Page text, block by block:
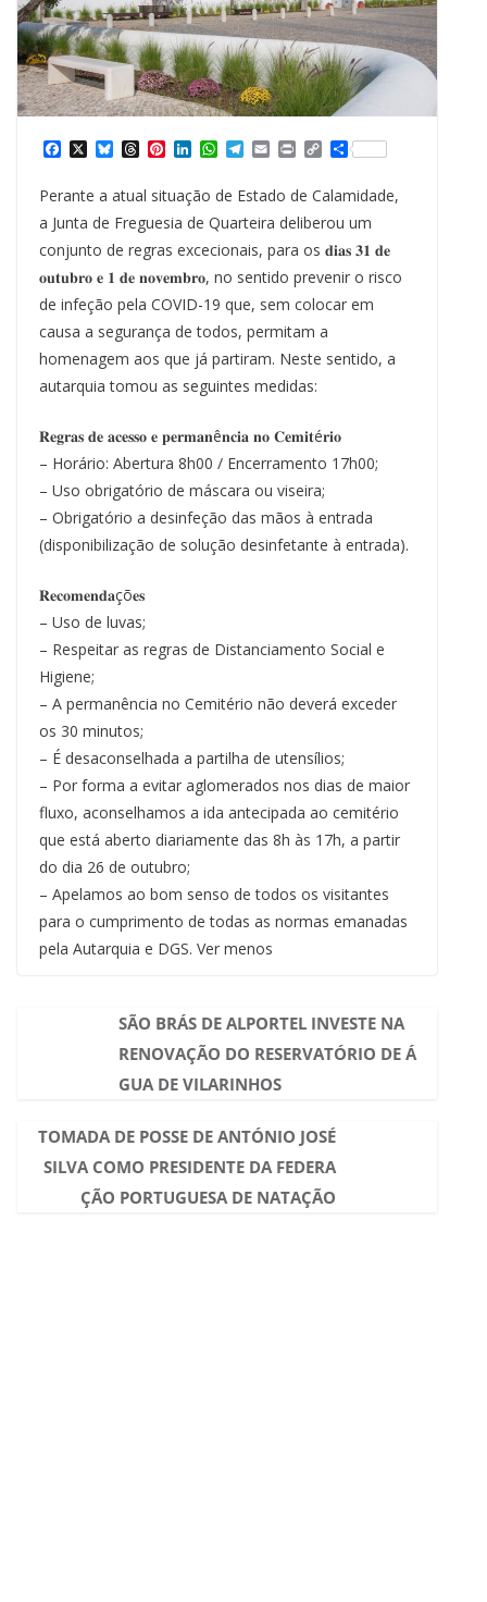
e
b
o
o
k
X B
e
s
k
y
T
r
e
a
d
s
P
t
e
r
e
s
t
L
k
e
d
I
n
W
a
t
s
A
p
p
T
e
g
r
a
m
E
a
i
l
P
i
n
t
C
p
y
L
i
n
k
S
r
e
Perante a atual situação de Estado de Calamidade,
a Junta de Freguesia de Quarteira deliberou um
conjunto de regras excecionais, para os 𝐝𝐢𝐚𝐬 𝟑𝟏 𝐝𝐞
𝐨𝐮𝐭𝐮𝐛𝐫𝐨 𝐞 𝟏 𝐝𝐞 𝐧𝐨𝐯𝐞𝐦𝐛𝐫𝐨, no sentido prevenir o risco
de infeção pela COVID-19 que, sem colocar em
causa a segurança de todos, permitam a
homenagem aos que já partiram. Neste sentido, a
autarquia tomou as seguintes medidas:
𝐑𝐞𝐠𝐫𝐚𝐬 𝐝𝐞 𝐚𝐜𝐞𝐬𝐬𝐨 𝐞 𝐩𝐞𝐫𝐦𝐚𝐧ê𝐧𝐜𝐢𝐚 𝐧𝐨 𝐂𝐞𝐦𝐢𝐭é𝐫𝐢𝐨
– Horário: Abertura 8h00 / Encerramento 17h00;
– Uso obrigatório de máscara ou viseira;
– Obrigatório a desinfeção das mãos à entrada
(disponibilização de solução desinfetante à entrada).
𝐑𝐞𝐜𝐨𝐦𝐞𝐧𝐝𝐚çõ𝐞𝐬
– Uso de luvas;
– Respeitar as regras de Distanciamento Social e
Higiene;
– A permanência no Cemitério não deverá exceder
os 30 minutos;
– É desaconselhada a partilha de utensílios;
– Por forma a evitar aglomerados nos dias de maior
fluxo, aconselhamos a ida antecipada ao cemitério
que está aberto diariamente das 8h às 17h, a partir
do dia 26 de outubro;
– Apelamos ao bom senso de todos os visitantes
para o cumprimento de todas as normas emanadas
pela Autarquia e DGS. Ver menos
SÃO BRÁS DE ALPORTEL INVESTE NA
RENOVAÇÃO DO RESERVATÓRIO DE Á
GUA DE VILARINHOS
TOMADA DE POSSE DE ANTÓNIO JOSÉ
SILVA COMO PRESIDENTE DA FEDERA
ÇÃO PORTUGUESA DE NATAÇÃO